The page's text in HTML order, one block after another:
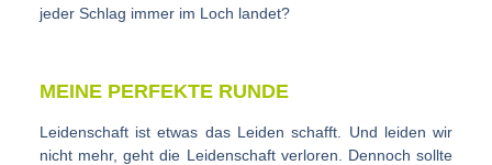
jeder Schlag immer im Loch landet?
MEINE PERFEKTE RUNDE
Leidenschaft ist etwas das Leiden schafft. Und leiden wir
nicht mehr, geht die Leidenschaft verloren. Dennoch sollte